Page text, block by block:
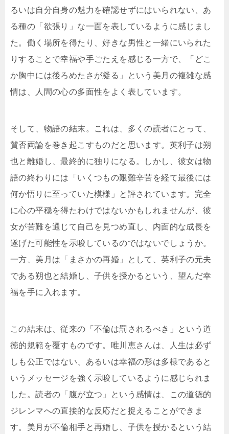
るいは自分自身の魅力を確認せずにはいられない、あ
る種の「欲張り」な一面を表しているように感じまし
た。働く場所を得たり、好きな男性と一緒にいられた
りすることで幸福や手ごたえを感じる一方で、「どこ
か胸中には後ろめたさが凝る」という美月の複雑な感
情は、人間の心の多面性をよく表しています。
そして、物語の結末。これは、多くの読者にとって、
賛否両論を巻き起こすものだと思います。英利子は朔
也と離婚し、最終的に独りになる。しかし、彼女は物
語の終わりには「いくつもの艱難辛苦を経て最後には
何か悟りに至っていた模様」と評されています。完全
に心の平穏を得たわけではないかもしれませんが、彼
女が苦難を通じて自己を見つめ直し、内面的な成長を
遂げた可能性を示唆しているのではないでしょうか。
一方、美月は「まさかの再婚」として、英利子の元夫
である朔也と結婚し、子供を授かるという、望んだ幸
福を手に入れます。
この結末は、従来の「不倫は罰されるべき」という道
徳的規範を覆すものです。唯川恵さんは、人生は必ず
しも公正ではない、あるいは幸福の形は多様であると
いうメッセージを強く示唆しているように感じられま
した。読者の「腹が立つ」という感情は、この道徳的
ジレンマへの直接的な反応だと捉えることができま
す。美月が不倫相手と再婚し、子供を授かるという結